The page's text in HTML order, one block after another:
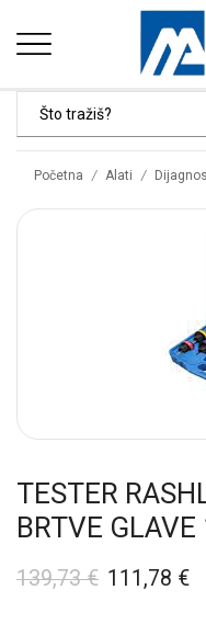
Početna / Alati /
TESTER
BRTVE
139,73€ 111,78 €